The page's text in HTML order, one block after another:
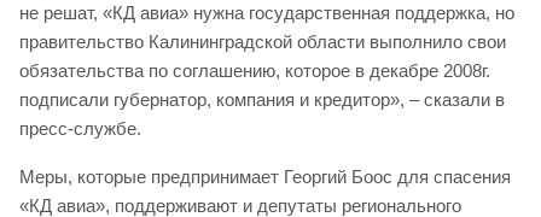
не решат, «КД авиа» нужна государственная поддержка, но
правительство Калининградской области выполнило свои
обязательства по соглашению, которое в декабре 2008г.
подписали губернатор, компания и кредитор», – сказали в
пресс-службе.
Меры, которые предпринимает Георгий Боос для спасения
«КД авиа», поддерживают и депутаты регионального